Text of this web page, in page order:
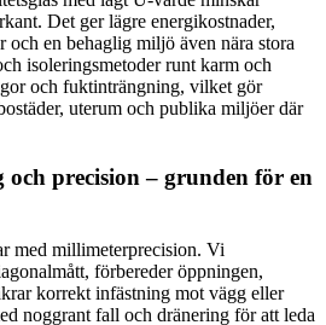
Det ger lägre energikostnader,
och en behaglig miljö även nära stora
isoleringsmetoder runt karm och
och fuktinträngning, vilket gör
uterum och publika miljöer där
precision – grunden för en
med millimeterprecision. Vi
förbereder öppningen,
korrekt infästning mot vägg eller
noggrant fall och dränering för att leda